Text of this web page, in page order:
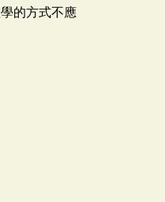
的方式不應